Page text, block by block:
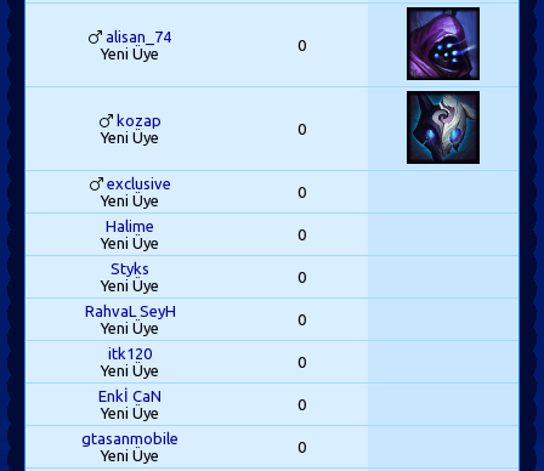
alisan_74
Yeni Üye
0
kozap
Yeni Üye
0
exclusive
Yeni Üye
0
Halime
Yeni Üye
0
Styks
Yeni Üye
0
RahvaL SeyH
Yeni Üye
0
itk120
Yeni Üye
0
Enkİ CaN
Yeni Üye
0
gtasanmobile
Yeni Üye
0